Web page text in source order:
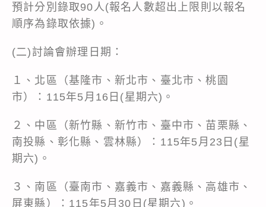
預計分別錄取90人(報名人數超出上限則以報名
順序為錄取依據)。
(二)討論會辦理日期：
１、北區（基隆市、新北市、臺北市、桃園
市）：115年5月16日(星期六)。
２、中區（新竹縣、新竹市、臺中市、苗栗縣、
南投縣、彰化縣、雲林縣）：115年5月23日(星
期六)。
３、南區（臺南市、嘉義市、嘉義縣、高雄市、
屏東縣）：115年5月30日(星期六)。